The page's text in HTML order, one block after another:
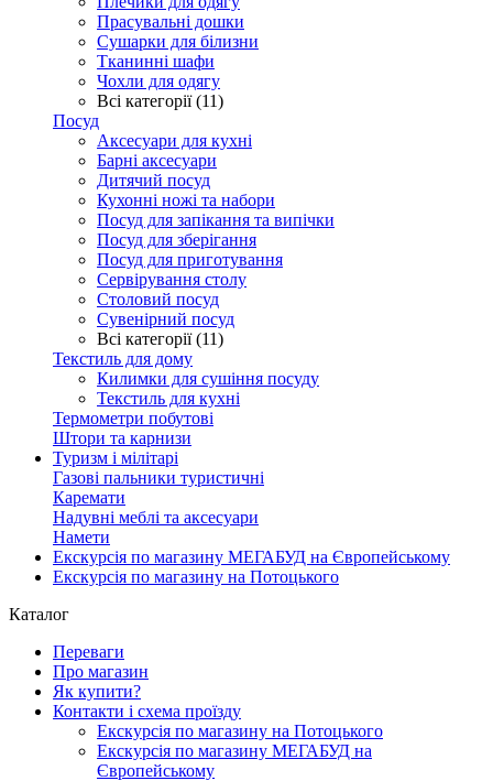
Прасувальні дошки
Сушарки для білизни
Тканинні шафи
Чохли для одягу
Всі категорії (11)
Посуд
Аксесуари для кухні
Барні аксесуари
Дитячий посуд
Кухонні ножі та набори
Посуд для запікання та випічки
Посуд для зберігання
Посуд для приготування
Сервірування столу
Столовий посуд
Сувенірний посуд
Всі категорії (11)
Текстиль для дому
Килимки для сушіння посуду
Текстиль для кухні
Термометри побутові
Штори та карнизи
Туризм і мілітарі
Газові пальники туристичні
Каремати
Надувні меблі та аксесуари
Намети
Екскурсія по магазину МЕГАБУД на Європейському
Екскурсія по магазину на Потоцького
Каталог
Переваги
Про магазин
Як купити?
Контакти і схема проїзду
Екскурсія по магазину на Потоцького
Екскурсія по магазину МЕГАБУД на
Європейському